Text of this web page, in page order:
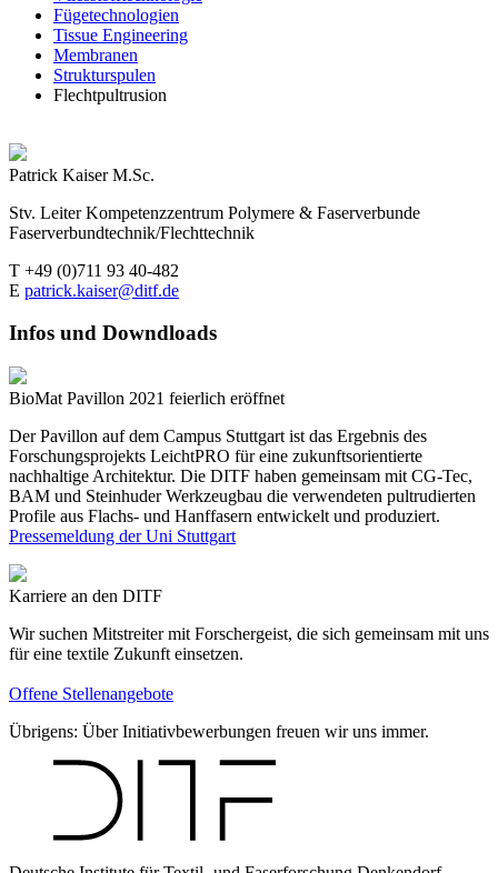
Fügetechnologien
Tissue Engineering
Membranen
Strukturspulen
Flechtpultrusion
Patrick Kaiser M.Sc.
Stv. Leiter Kompetenzzentrum Polymere & Faserverbunde
Faserverbundtechnik/Flechttechnik
T +49 (0)711 93 40-482
E patrick.kaiser@ditf.de
Infos und Downdloads
BioMat Pavillon 2021 feierlich eröffnet
Der Pavillon auf dem Campus Stuttgart ist das Ergebnis des
Forschungsprojekts LeichtPRO für eine zukunftsorientierte
nachhaltige Architektur. Die DITF haben gemeinsam mit CG-Tec,
BAM und Steinhuder Werkzeugbau die verwendeten pultrudierten
Profile aus Flachs- und Hanffasern entwickelt und produziert.
Pressemeldung der Uni Stuttgart
Karriere an den DITF
Wir suchen Mitstreiter mit Forschergeist, die sich gemeinsam mit uns
für eine textile Zukunft einsetzen.
Offene Stellenangebote
Übrigens: Über Initiativbewerbungen freuen wir uns immer.